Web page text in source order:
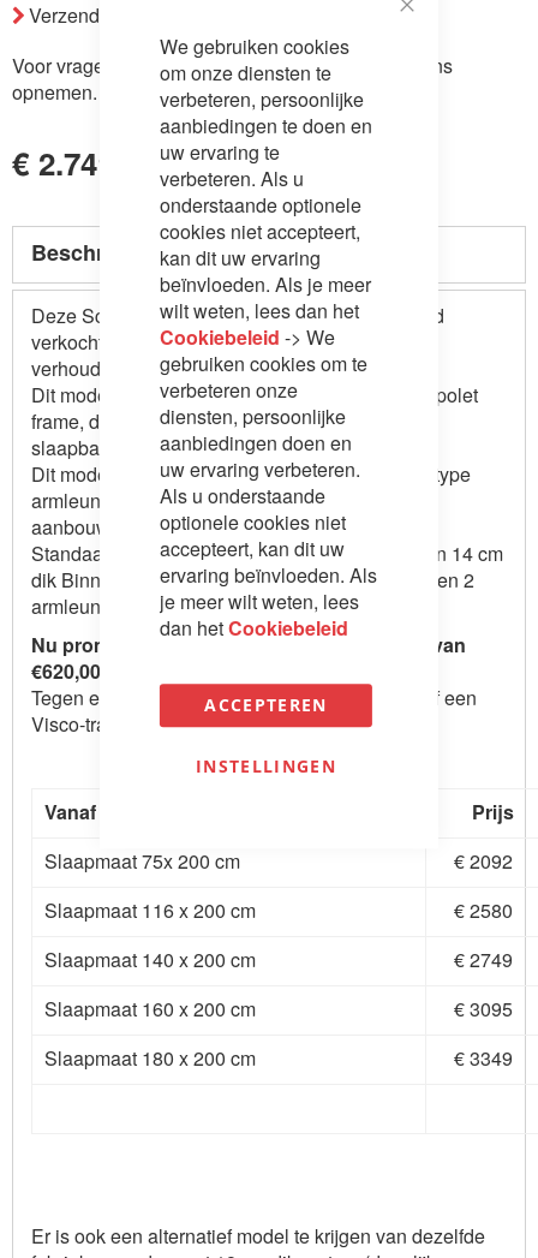
We gebruiken cookies
om onze diensten te
verbeteren, persoonlijke
aanbiedingen te doen en
uw ervaring te
verbeteren. Als u
onderstaande optionele
cookies niet accepteert,
kan dit uw ervaring
beïnvloeden. Als je meer
wilt weten, lees dan het
Cookiebeleid -> We
gebruiken cookies om te
verbeteren onze
diensten, persoonlijke
aanbiedingen doen en
uw ervaring verbeteren.
Als u onderstaande
optionele cookies niet
accepteert, kan dit uw
ervaring beïnvloeden. Als
je meer wilt weten, lees
dan hetCookiebeleid
ACCEPTEREN
INSTELLINGEN
Verzending binnen 7-8 weken.
Voor vragen over dit product kunt u contact
met ons
opnemen.
€ 2.749,00
Beschrijving
Deze Scandinavische slaapbank wordt geregeld
verkocht vanwege zijn goede prijs - kwaliteit
verhouding.
Dit model slaapbank is uitgevoerd met een Lampolet
frame, dit is 1 van de meest solide frame's in
slaapbanken.
Dit model slaapbank heeft veel optie's: Diverse type
armleuningen, diverse poufs, diverse
aanbouwelementen of longchairs etc.
Standaard wordt dit model geleverd inclusief een 14 cm
dik Binnenveringmatras, kunststof zwarte poten en 2
armleuningen.
Nu promotie: Meerprijs pocketveringmatras van
€620,00 voor €349,00 (140 & 160 bedmaat)
Tegen extra meerprijs ook te krijgen met Latex of een
Visco-traagschuimmatras.
Vanaf prijzen (standaard stofgroep 1)
Prijs
Slaapmaat 75x 200 cm
€ 2092
Slaapmaat 116 x 200 cm
€ 2580
Slaapmaat 140 x 200 cm
€ 2749
Slaapmaat 160 x 200 cm
€ 3095
Slaapmaat 180 x 200 cm
€ 3349
Er is ook een alternatief model te krijgen van dezelfde